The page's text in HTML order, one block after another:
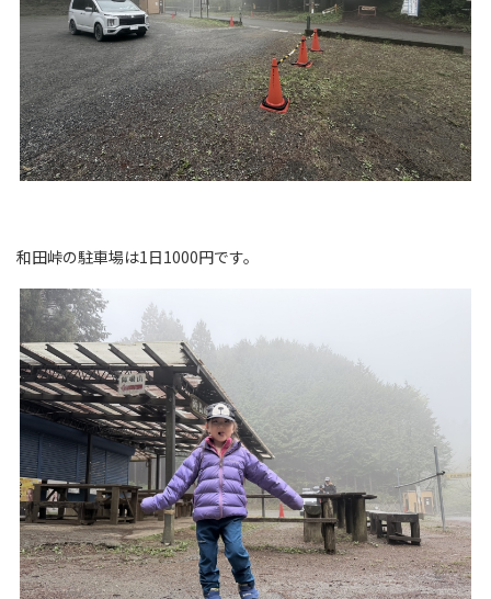
和田峠の駐車場は1日1000円です。